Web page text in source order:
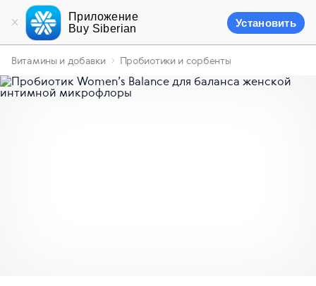
Приложение
Buy Siberian
Установить
Витамины и добавки Пробиотики и сорбенты